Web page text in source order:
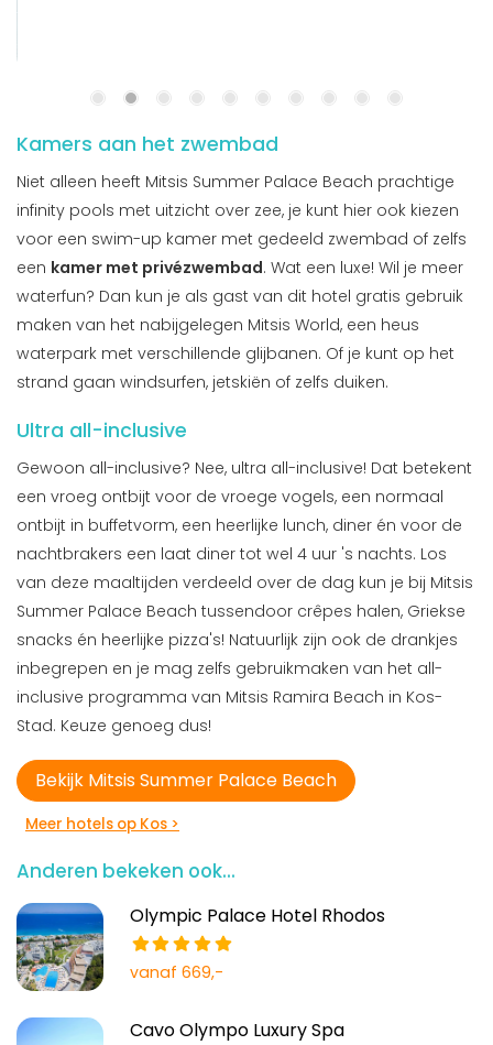
Kamers aan het zwembad
Niet alleen heeft Mitsis Summer Palace Beach prachtige
infinity pools met uitzicht over zee, je kunt hier ook kiezen
voor een swim-up kamer met gedeeld zwembad of zelfs
een kamer met privézwembad. Wat een luxe! Wil je meer
waterfun? Dan kun je als gast van dit hotel gratis gebruik
maken van het nabijgelegen Mitsis World, een heus
waterpark met verschillende glijbanen. Of je kunt op het
strand gaan windsurfen, jetskiën of zelfs duiken.
Ultra all-inclusive
Gewoon all-inclusive? Nee, ultra all-inclusive! Dat betekent
een vroeg ontbijt voor de vroege vogels, een normaal
ontbijt in buffetvorm, een heerlijke lunch, diner én voor de
nachtbrakers een laat diner tot wel 4 uur 's nachts. Los
van deze maaltijden verdeeld over de dag kun je bij Mitsis
Summer Palace Beach tussendoor crêpes halen, Griekse
snacks én heerlijke pizza's! Natuurlijk zijn ook de drankjes
inbegrepen en je mag zelfs gebruikmaken van het all-
inclusive programma van Mitsis Ramira Beach in Kos-
Stad. Keuze genoeg dus!
Bekijk Mitsis Summer Palace Beach
Meer hotels op Kos >
Anderen bekeken ook...
Olympic Palace Hotel Rhodos
vanaf 669,-
Cavo Olympo Luxury Spa